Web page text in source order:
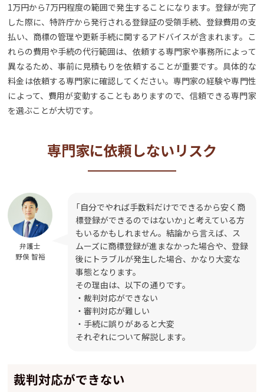
1万円から7万円程度の範囲で発生することになります。登録が完了
した際に、特許庁から発行される登録証の受領手続、登録費用の支
払い、商標の管理や更新手続に関するアドバイスが含まれます。こ
れらの費用や手続の代行範囲は、依頼する専門家や事務所によって
異なるため、事前に見積もりを依頼することが重要です。具体的な
料金は依頼する専門家に確認してください。専門家の経験や専門性
によって、費用が変動することもありますので、信頼できる専門家
を選ぶことが大切です。
専門家に依頼しないリスク
弁護士
野俣 智裕
「自分でやれば手数料だけでできるから安く商
標登録ができるのではないか」と考えている方
もいるかもしれません。結論から言えば、ス
ムーズに商標登録が進まなかった場合や、登録
後にトラブルが発生した場合、かなり大変な
事態となります。
その理由は、以下の通りです。
・裁判対応ができない
・審判対応が難しい
・手続に誤りがあると大変
それぞれについて解説します。
裁判対応ができない